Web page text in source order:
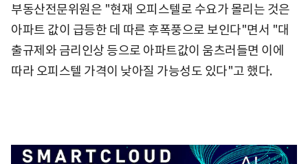
부동산전문위원은 "현재 오피스텔로 수요가 몰리는 것은
아파트 값이 급등한 데 따른 후폭풍으로 보인다"면서 "대
출규제와 금리인상 등으로 아파트값이 움츠러들면 이에
따라 오피스텔 가격이 낮아질 가능성도 있다"고 했다.